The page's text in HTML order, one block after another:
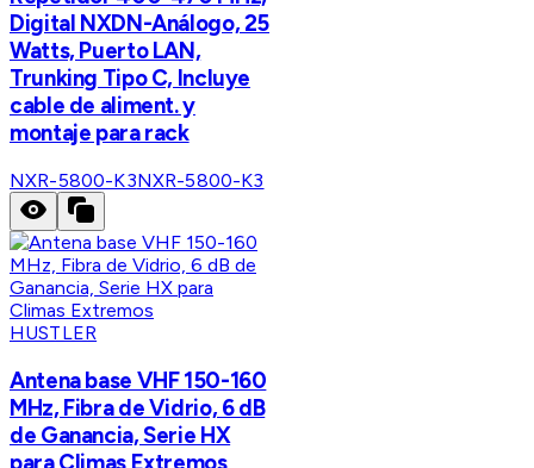
Digital NXDN-Análogo, 25
Watts, Puerto LAN,
Trunking Tipo C, Incluye
cable de aliment. y
montaje para rack
NXR-5800-K3NXR-5800-K3
HUSTLER
Antena base VHF 150-160
MHz, Fibra de Vidrio, 6 dB
de Ganancia, Serie HX
para Climas Extremos